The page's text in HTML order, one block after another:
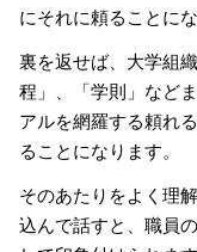
にそれに頼ることにな
裏を返せば、大学組
程」、「学則」など
アルを網羅する頼れ
ることになります。
そのあたりをよく理
込んで話すと、職員